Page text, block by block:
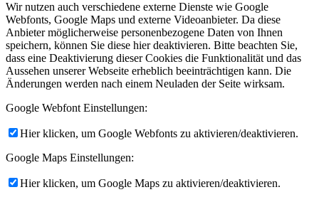
Wir nutzen auch verschiedene externe Dienste wie Google
Webfonts, Google Maps und externe Videoanbieter. Da diese
Anbieter möglicherweise personenbezogene Daten von Ihnen
speichern, können Sie diese hier deaktivieren. Bitte beachten Sie,
dass eine Deaktivierung dieser Cookies die Funktionalität und das
Aussehen unserer Webseite erheblich beeinträchtigen kann. Die
Änderungen werden nach einem Neuladen der Seite wirksam.
Google Webfont Einstellungen:
Hier klicken, um Google Webfonts zu aktivieren/deaktivieren.
Google Maps Einstellungen:
Hier klicken, um Google Maps zu aktivieren/deaktivieren.